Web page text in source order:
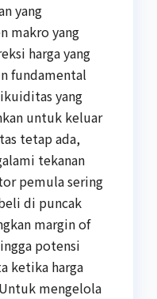
yang
makro yang
harga yang
fundamental
yang
untuk keluar
tetap ada,
tekanan
pemula sering
di puncak
margin of
potensi
ketika harga
mengelola